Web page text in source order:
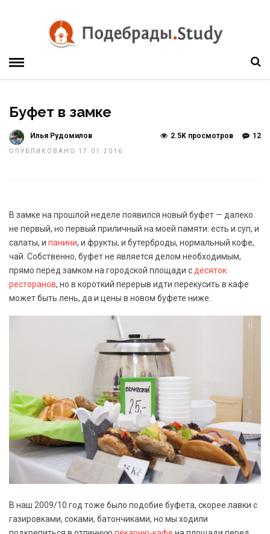
Буфет в замке
Илья Рудомилов
ОПУБЛИКОВАНО 17.01.2016
12
2.5K просмотров
В замке на прошлой неделе появился новый буфет — далеко
не первый, но первый приличный на моей памяти: есть и суп, и
салаты, и панини, и фрукты, и бутерброды, нормальный кофе,
чай. Собственно, буфет не является делом необходимым,
прямо перед замком на городской площади с десяток
ресторанов, но в короткий перерыв идти перекусить в кафе
может быть лень, да и цены в новом буфете ниже.
В наш 2009/10 год тоже было подобие буфета, скорее лавки с
газировками, соками, батончиками, но мы ходили